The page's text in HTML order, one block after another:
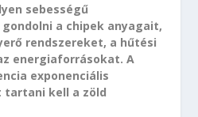
sebességű
a chipek anyagait,
rendszereket, a hűtési
energiaforrásokat. A
exponenciális
tartani kell a zöld